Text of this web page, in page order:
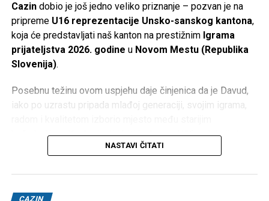
Cazindobio je još jedno veliko priznanje – pozvan je na
pripreme U16 reprezentacije Unsko-sanskog kantona,
koja će predstavljati naš kanton na prestižnim Igrama
prijateljstva 2026. godine u Novom Mestu (Republika
Slovenija).
Posebnu težinu ovom uspjehu daje činjenica da je Davud,
iako po uzrastu pripada mlađoj generaciji, svojim igrama,
košarkašima. Konkurisati i biti izabran u U16 selekciju kao
U14 igrač rijetkost je koja dovoljno govori o njegovom
NASTAVI ČITATI
CAZIN